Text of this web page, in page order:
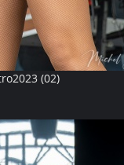
(02)